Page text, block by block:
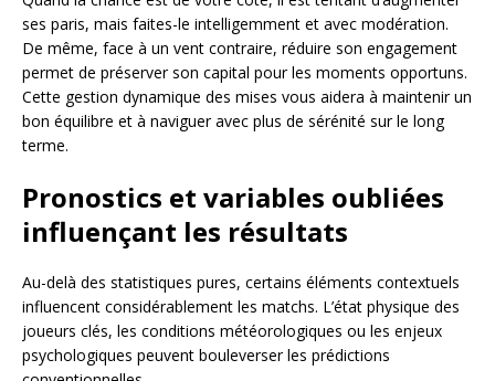
ses paris, mais faites-le intelligemment et avec modération.
De même, face à un vent contraire, réduire son engagement
permet de préserver son capital pour les moments opportuns.
Cette gestion dynamique des mises vous aidera à maintenir un
bon équilibre et à naviguer avec plus de sérénité sur le long
terme.
Pronostics et variables oubliées
influençant les résultats
Au-delà des statistiques pures, certains éléments contextuels
influencent considérablement les matchs. L’état physique des
joueurs clés, les conditions météorologiques ou les enjeux
psychologiques peuvent bouleverser les prédictions